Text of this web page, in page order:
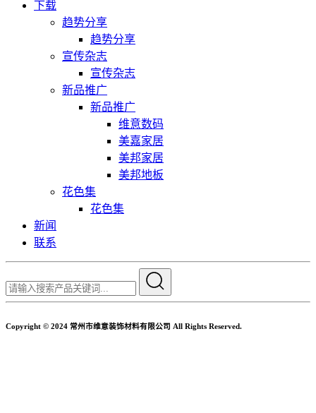
下载
趋势分享
趋势分享
宣传杂志
宣传杂志
新品推广
新品推广
维意数码
美嘉家居
美邦家居
美邦地板
花色集
花色集
新闻
联系
Copyright © 2024 常州市维意装饰材料有限公司 All Rights Reserved.